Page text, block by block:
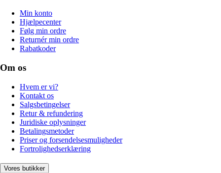
Min konto
Hjælpecenter
Følg min ordre
Returnér min ordre
Rabatkoder
Om os
Hvem er vi?
Kontakt os
Salgsbetingelser
Retur & refundering
Juridiske oplysninger
Betalingsmetoder
Priser og forsendelsesmuligheder
Fortrolighedserklæring
Vores butikker